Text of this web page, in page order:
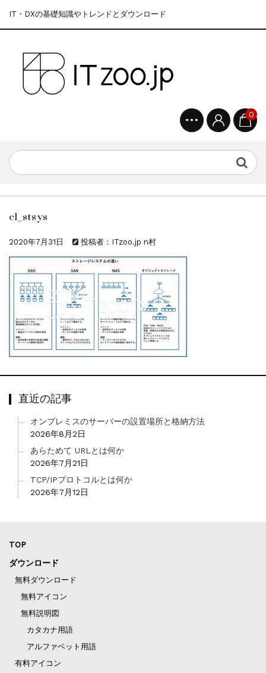
IT・DXの基礎知識やトレンドとダウンロード
0
el_stsys
2020年7月31日 投稿者：ITzoo.jp n村
直近の記事
オンプレミスのサーバーの設置場所と格納方法
2026年8月2日
あらためて URLとは何か
2026年7月21日
TCP/IPプロトコルとは何か
2026年7月12日
TOP
ダウンロード
無料ダウンロード
無料アイコン
無料説明図
カタカナ用語
アルファベット用語
有料アイコン